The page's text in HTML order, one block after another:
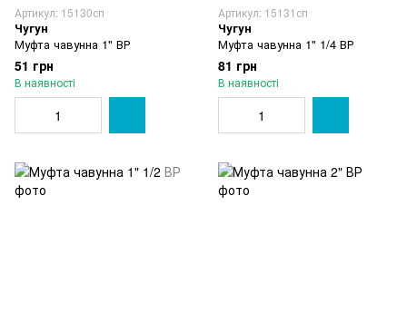
Артикул: 15130сп
Чугун
Муфта чавунна 1" ВР
51 грн
В наявності
Артикул: 15131сп
Чугун
Муфта чавунна 1" 1/4 ВР
81 грн
В наявності